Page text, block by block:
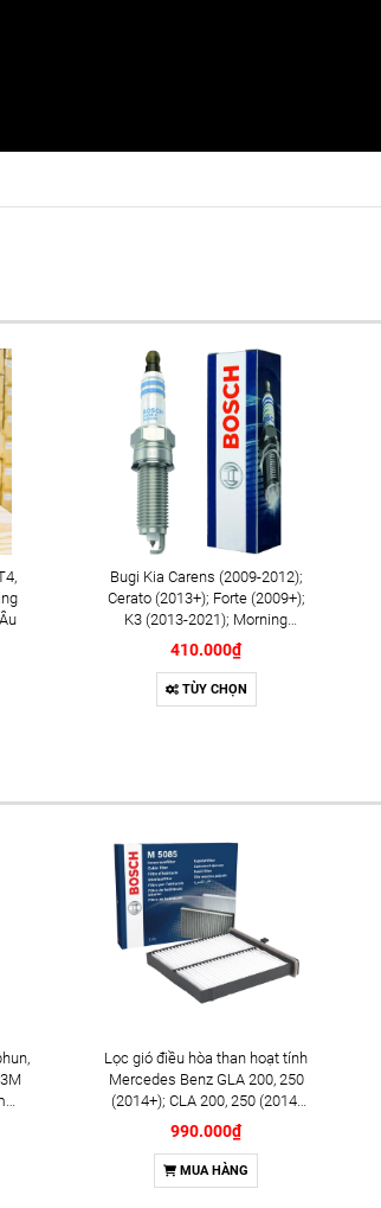
Bugi Kia Carens (2009-2012);
Cerato (2013+); Forte (2009+);
K3 (2013-2021); Morning
(2013-2018); Optima K5
(2012+); Rondo (2013+);
Sedona (2014-2021); Rio
(2012+); Soul (2009-2014+);
410.000₫
TÙY CHỌN
Lọc gió điều hòa than hoạt tính
Mercedes Benz GLA 200, 250
(2014+); CLA 200, 250 (2014-
2019) chính hãng Bosch
(1987435505)
990.000₫
MUA HÀNG